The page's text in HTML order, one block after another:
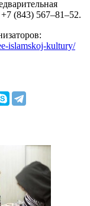
(843) 567–81–52.
islamskoj-kultury/